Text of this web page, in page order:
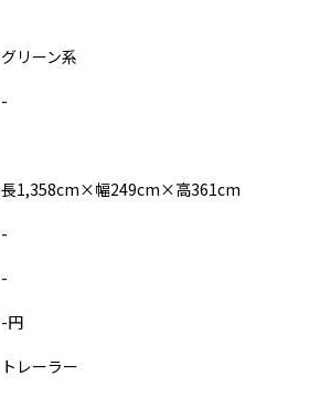
グリーン系
-
長1,358cm×幅249cm×高361cm
-
-
-円
トレーラー